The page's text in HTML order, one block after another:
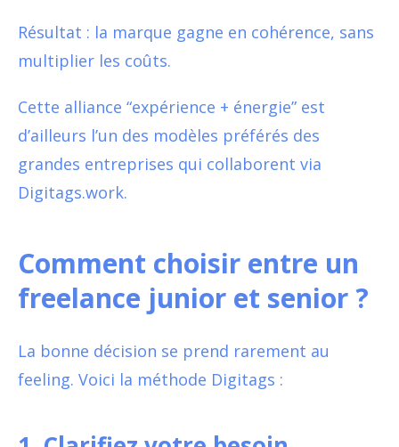
Résultat : la marque gagne en cohérence, sans
multiplier les coûts.
Cette alliance “expérience + énergie” est
d’ailleurs l’un des modèles préférés des
grandes entreprises qui collaborent via
Digitags.work.
Comment choisir entre un
freelance junior et senior ?
La bonne décision se prend rarement au
feeling. Voici la méthode Digitags :